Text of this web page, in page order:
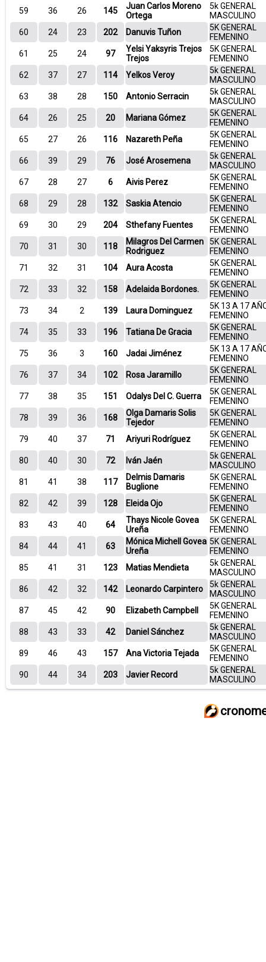
59
36 26 145
Juan Carlos Moreno
Ortega
5k GENERAL
MASCULINO
60
24 23 202 Danuvis Tuñon
5K GENERAL
FEMENINO
61
25 24 97
Yelsi Yaksyris Trejos
Trejos
5K GENERAL
FEMENINO
62
37 27 114 Yelkos Veroy
5k GENERAL
MASCULINO
63
38 28 150 Antonio Serracin
5k GENERAL
MASCULINO
64
26 25 20 Mariana Gómez
5K GENERAL
FEMENINO
65
27 26 116 Nazareth Peña
5K GENERAL
FEMENINO
66
39 29 76 José Arosemena
5k GENERAL
MASCULINO
67
28 27 6 Aivis Perez
5K GENERAL
FEMENINO
68
29 28 132 Saskia Atencio
5K GENERAL
FEMENINO
69
30 29 204 Sthefany Fuentes
5K GENERAL
FEMENINO
70
31 30 118
Milagros Del Carmen
Rodriguez
5K GENERAL
FEMENINO
71
32 31 104 Aura Acosta
5K GENERAL
FEMENINO
72
33 32 158 Adelaida Bordones.
5K GENERAL
FEMENINO
73
34 2 139 Laura Dominguez
5K 13 A 17
FEMENINO
74
35 33 196 Tatiana De Gracia
5K GENERAL
FEMENINO
75
36 3 160 Jadai Jiménez
5K 13 A 17
FEMENINO
76
37 34 102 Rosa Jaramillo
5K GENERAL
FEMENINO
77
38 35 151 Odalys Del C. Guerra
5K GENERAL
FEMENINO
78
39 36 168
Olga Damaris Solis
Tejedor
5K GENERAL
FEMENINO
79
40 37 71 Ariyuri Rodríguez
5K GENERAL
FEMENINO
80
40 30 72 Iván Jaén
5k GENERAL
MASCULINO
81
41 38 117
Delmis Damaris
Buglione
5K GENERAL
FEMENINO
82
42 39 128 Eleida Ojo
5K GENERAL
FEMENINO
83
43 40 64
Thays Nicole Govea
Ureña
5K GENERAL
FEMENINO
84
44 41 63
Mónica Michell Govea
Ureña
5K GENERAL
FEMENINO
85
41 31 123 Matias Mendieta
5k GENERAL
MASCULINO
86
42 32 142 Leonardo Carpintero
5k GENERAL
MASCULINO
87
45 42 90 Elizabeth Campbell
5K GENERAL
FEMENINO
88
43 33 42 Daniel Sánchez
5k GENERAL
MASCULINO
89
46 43 157 Ana Victoria Tejada
5K GENERAL
FEMENINO
90
44 34 203 Javier Record
5k GENERAL
MASCULINO